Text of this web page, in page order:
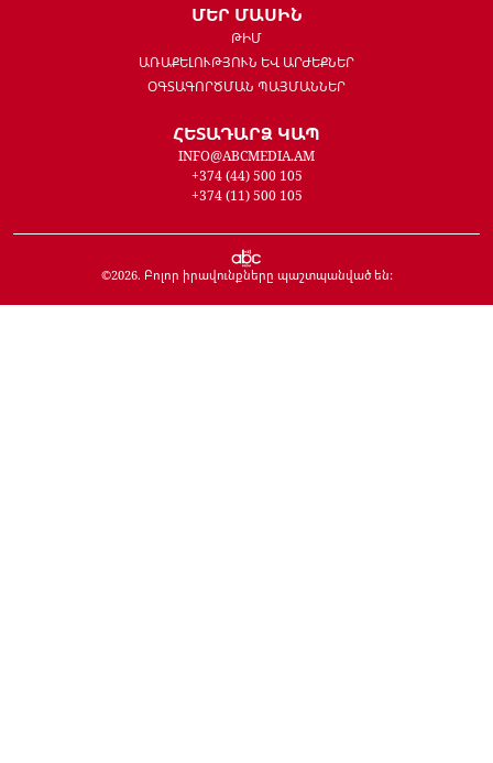
ՄԵՐ ՄԱՍԻՆ
ԹԻՄ
ԱՌԱՔԵԼՈՒԹՅՈՒՆ ԵՎ ԱՐԺԵՔՆԵՐ
ՕԳՏԱԳՈՐԾՄԱՆ ՊԱՅՄԱՆՆԵՐ
ՀԵՏԱԴԱՐՁ ԿԱՊ
INFO@ABCMEDIA.AM
+374 (44) 500 105
+374 (11) 500 105
©2026. Բոլոր իրավունքները պաշտպանված են: